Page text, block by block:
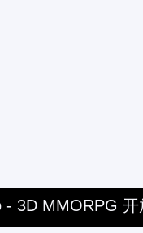
- 3D MMORPG 开